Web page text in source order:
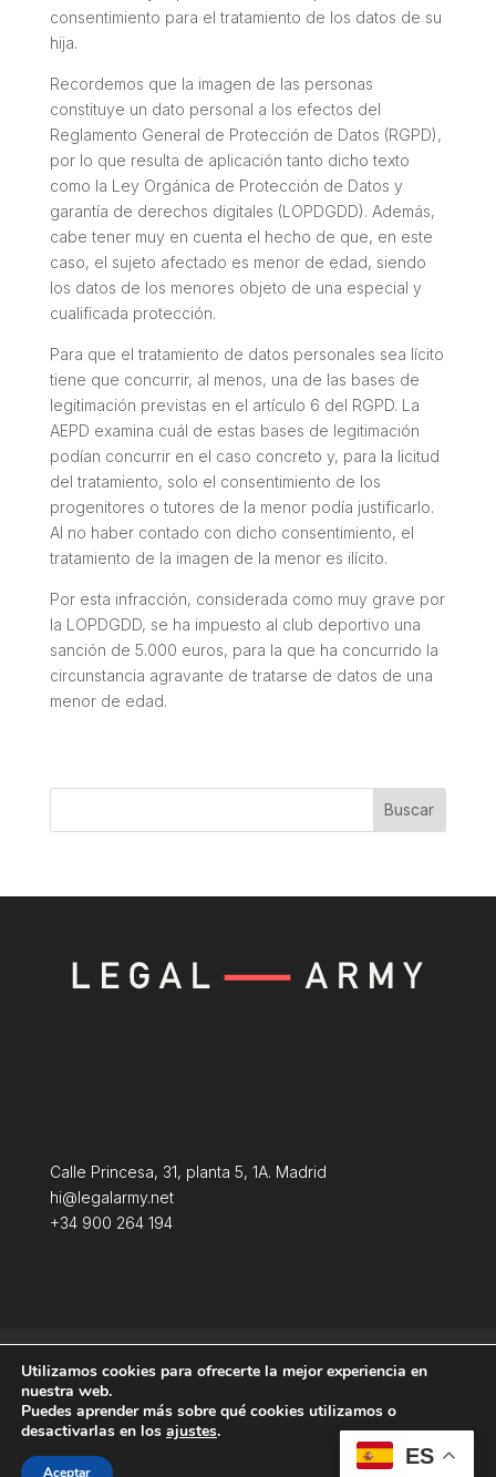
consentimiento para el tratamiento de los datos de su
hija.
Recordemos que la imagen de las personas
constituye un dato personal a los efectos del
Reglamento General de Protección de Datos (RGPD),
por lo que resulta de aplicación tanto dicho texto
como la Ley Orgánica de Protección de Datos y
garantía de derechos digitales (LOPDGDD). Además,
cabe tener muy en cuenta el hecho de que, en este
caso, el sujeto afectado es menor de edad, siendo
los datos de los menores objeto de una especial y
cualificada protección.
Para que el tratamiento de datos personales sea lícito
tiene que concurrir, al menos, una de las bases de
legitimación previstas en el artículo 6 del RGPD. La
AEPD examina cuál de estas bases de legitimación
podían concurrir en el caso concreto y, para la licitud
del tratamiento, solo el consentimiento de los
progenitores o tutores de la menor podía justificarlo.
Al no haber contado con dicho consentimiento, el
tratamiento de la imagen de la menor es ilícito.
Por esta infracción, considerada como muy grave por
la LOPDGDD, se ha impuesto al club deportivo una
sanción de 5.000 euros, para la que ha concurrido la
circunstancia agravante de tratarse de datos de una
menor de edad.
Buscar
Calle Princesa, 31, planta 5, 1A. Madrid
hi@legalarmy.net
+34 900 264 194
Terminos y condiciones
Política de Cookies
ES
Utilizamos cookies para ofrecerte la mejor experiencia en
nuestra web.
Puedes aprender más sobre qué cookies utilizamos o
desactivarlas en los ajustes.
Aceptar